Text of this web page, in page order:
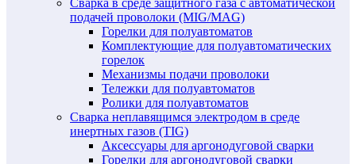
подачей проволоки (MIG/MAG)
Горелки для полуавтоматов
Комплектующие для полуавтоматических
горелок
Механизмы подачи проволоки
Тележки для полуавтоматов
Ролики для полуавтоматов
Сварка неплавящимся электродом в среде
инертных газов (TIG)
Аксессуары для аргонодуговой сварки
Горелки для аргонодуговой сварки